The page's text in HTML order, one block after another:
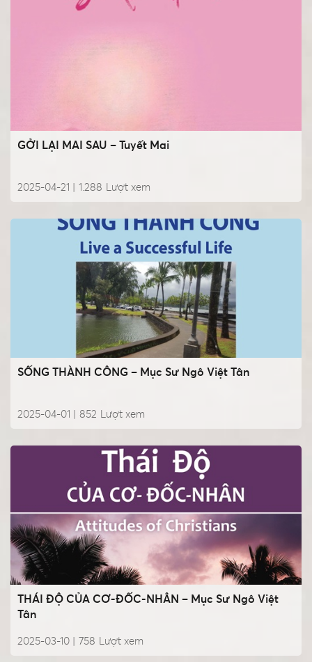
GỞI LẠI MAI SAU – Tuyết Mai
2025-04-21 | Lượt xem
1.288
SỐNG THÀNH CÔNG – Mục Sư Ngô Việt Tân
2025-04-01 | Lượt xem
852
THÁI ĐỘ CỦA CƠ-ĐỐC-NHÂN – Mục Sư Ngô Việt
Tân
2025-03-10 | Lượt xem
758